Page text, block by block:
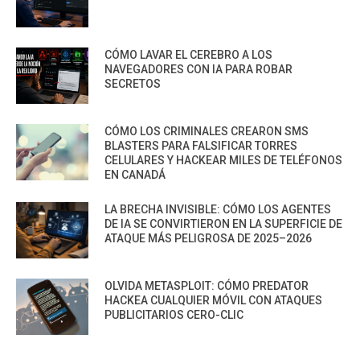
CÓMO LAVAR EL CEREBRO A LOS
NAVEGADORES CON IA PARA ROBAR
SECRETOS
CÓMO LOS CRIMINALES CREARON SMS
BLASTERS PARA FALSIFICAR TORRES
CELULARES Y HACKEAR MILES DE TELÉFONOS
EN CANADÁ
LA BRECHA INVISIBLE: CÓMO LOS AGENTES
DE IA SE CONVIRTIERON EN LA SUPERFICIE DE
ATAQUE MÁS PELIGROSA DE 2025–2026
OLVIDA METASPLOIT: CÓMO PREDATOR
HACKEA CUALQUIER MÓVIL CON ATAQUES
PUBLICITARIOS CERO-CLIC